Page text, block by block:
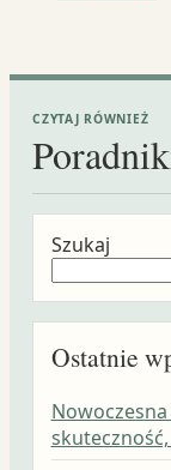
CZYTAJ RÓWNIEŻ
Szukaj
Ostatnie